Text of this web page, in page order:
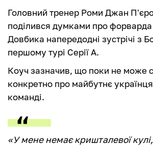
Головний тренер Роми Джан П'єро
поділився думками про
Довбика напередодні зустрічі з
першому турі Серії А.
Коуч зазначив, що поки не може
конкретно про майбутнє українця
команді.
«У мене немає кришталевої